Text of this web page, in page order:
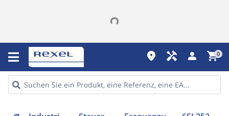
place handyman person shopping_cart0